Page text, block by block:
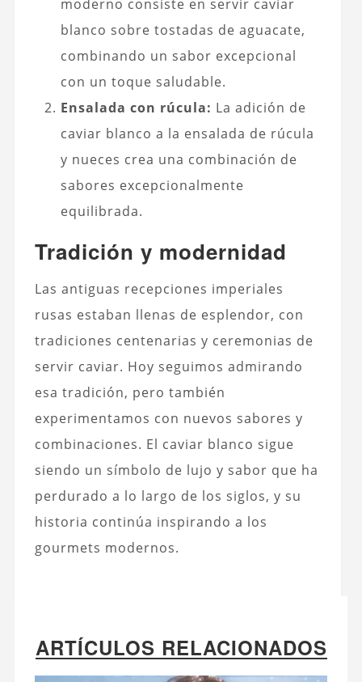
moderno consiste en servir caviar
blanco sobre tostadas de aguacate,
combinando un sabor excepcional
con un toque saludable.
Ensalada con rúcula: La adición de
caviar blanco a la ensalada de rúcula
y nueces crea una combinación de
sabores excepcionalmente
equilibrada.
Tradición y modernidad
Las antiguas recepciones imperiales
rusas estaban llenas de esplendor, con
tradiciones centenarias y ceremonias de
servir caviar. Hoy seguimos admirando
esa tradición, pero también
experimentamos con nuevos sabores y
combinaciones. El caviar blanco sigue
siendo un símbolo de lujo y sabor que ha
perdurado a lo largo de los siglos, y su
historia continúa inspirando a los
gourmets modernos.
ARTÍCULOS RELACIONADOS